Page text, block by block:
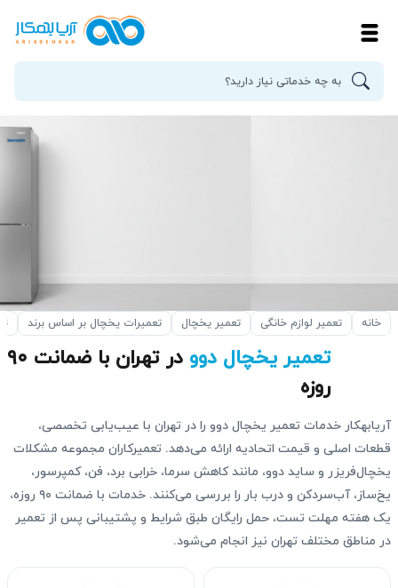
خانه تعمیر لوازم خانگی تعمیر یخچال تعمیرات یخچال بر اساس برند
تعمیر یخچال دوو
در تهران با ضمانت ۹۰
روزه
آریابهکار خدمات تعمیر یخچال دوو را در تهران با عیب‌یابی تخصصی،
قطعات اصلی و قیمت اتحادیه ارائه می‌دهد. تعمیرکاران مجموعه مشکلات
یخچال‌فریزر و ساید دوو، مانند کاهش سرما، خرابی برد، فن، کمپرسور،
یخ‌ساز، آب‌سردکن و درب بار را بررسی می‌کنند. خدمات با ضمانت ۹۰ روزه،
یک هفته مهلت تست، حمل رایگان طبق شرایط و پشتیبانی پس از تعمیر
در مناطق مختلف تهران نیز انجام می‌شود.